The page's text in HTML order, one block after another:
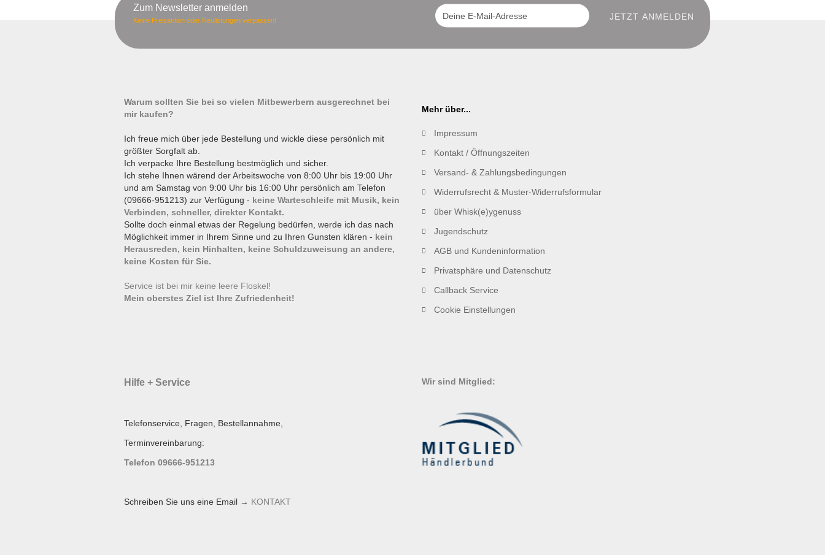
Zum Newsletter anmelden
Keine Preisaktion oder Neulistungen verpassen!
Warum sollten Sie bei so vielen Mitbewerbern ausgerechnet bei
mir kaufen?
Ich freue mich über jede Bestellung und wickle diese persönlich mit
größter Sorgfalt ab.
Ich verpacke Ihre Bestellung bestmöglich und sicher.
Ich stehe Ihnen wärend der Arbeitswoche von 8:00 Uhr bis 19:00 Uhr
und am Samstag von 9:00 Uhr bis 16:00 Uhr persönlich am Telefon
(09666-951213) zur Verfügung - keine Warteschleife mit Musik, kein
Verbinden, schneller, direkter Kontakt.
Sollte doch einmal etwas der Regelung bedürfen, werde ich das nach
Möglichkeit immer in Ihrem Sinne und zu Ihren Gunsten klären - kein
Herausreden, kein Hinhalten, keine Schuldzuweisung an andere,
keine Kosten für Sie.
Service ist bei mir keine leere Floskel!
Mein oberstes Ziel ist Ihre Zufriedenheit!
Mehr über...
Impressum
Kontakt / Öffnungszeiten
Versand- & Zahlungsbedingungen
Widerrufsrecht & Muster-Widerrufsformular
über Whisk(e)ygenuss
Jugendschutz
AGB und Kundeninformation
Privatsphäre und Datenschutz
Callback Service
Cookie Einstellungen
Hilfe + Service
Telefonservice, Fragen, Bestellannahme,
Terminvereinbarung:
Telefon 09666-951213
Schreiben Sie uns eine Email → KONTAKT
Wir sind Mitglied: